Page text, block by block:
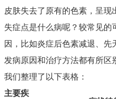
皮肤失去了原有的色素，呈现
失症点是什么病呢？较常见的
因，比如炎症后色素减退、先
发病原因和治疗方法都有所区
我们整理了以下表格：
主要疾